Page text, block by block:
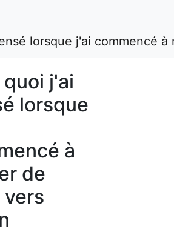
lorsque j'ai commencé
quoi j'ai
lorsque
à
de
vers